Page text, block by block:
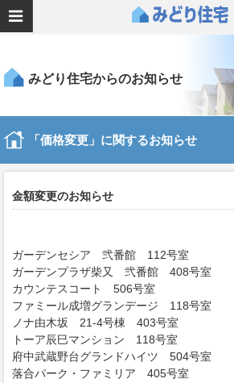
みどり住宅からのお知らせ
「価格変更」に関するお知らせ
金額変更のお知らせ
ガーデンセシア 弐番館 112号室
ガーデンプラザ柴又 弐番館 408号室
カウンテスコート 506号室
ファミール成増グランデージ 118号室
ノナ由木坂 21-4号棟 403号室
トーア辰巳マンション 118号室
府中武蔵野台グランドハイツ 504号室
落合パーク・ファミリア 405号室